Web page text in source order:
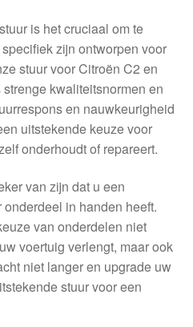
is het cruciaal om te
zijn ontworpen voor
stuur voor Citroën C2 en
kwaliteitsnormen en
en nauwkeurigheid
uitstekende keuze voor
onderhoudt of repareert.
van zijn dat u een
in handen heeft.
van onderdelen niet
voertuig verlengt, maar ook
niet langer en upgrade uw
stuur voor een